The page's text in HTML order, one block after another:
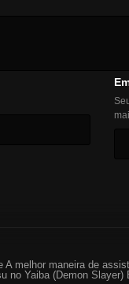
melhor maneira de
no Yaiba (Demon Slayer)